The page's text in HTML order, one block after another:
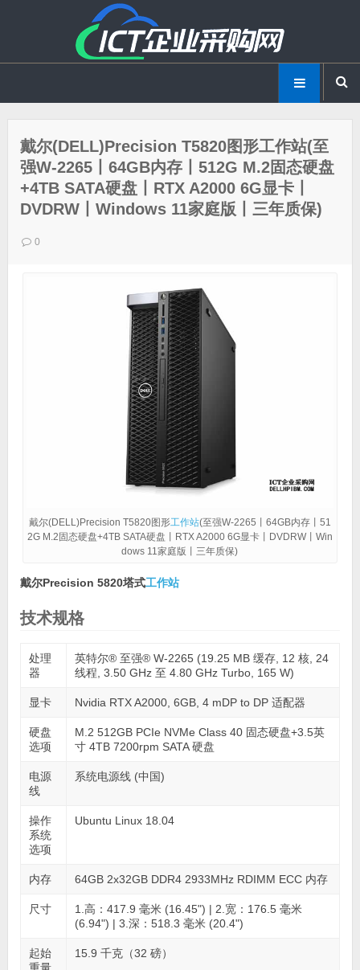
戴尔(DELL)Precision T5820图形工作站(至
强W-2265丨64GB内存丨512G M.2固态硬盘
+4TB SATA硬盘丨RTX A2000 6G显卡丨
DVDRW丨Windows 11家庭版丨三年质保)
0
戴尔(DELL)Precision T5820图形工作站(至强W-2265丨64GB内存丨51
2G M.2固态硬盘+4TB SATA硬盘丨RTX A2000 6G显卡丨DVDRW丨Win
dows 11家庭版丨三年质保)
戴尔Precision 5820塔式工作站
技术规格
处理
器
英特尔® 至强® W-2265 (19.25 MB 缓存, 12 核, 24
线程, 3.50 GHz 至 4.80 GHz Turbo, 165 W)
显卡 Nvidia RTX A2000, 6GB, 4 mDP to DP 适配器
硬盘
选项
M.2 512GB PCIe NVMe Class 40 固态硬盘+3.5英
寸 4TB 7200rpm SATA 硬盘
电源
线
系统电源线 (中国)
操作
系统
选项
Ubuntu Linux 18.04
内存 64GB 2x32GB DDR4 2933MHz RDIMM ECC 内存
尺寸
1.高：417.9 毫米 (16.45") | 2.宽：176.5 毫米
(6.94") | 3.深：518.3 毫米 (20.4")
起始
重量
15.9 千克（32 磅）